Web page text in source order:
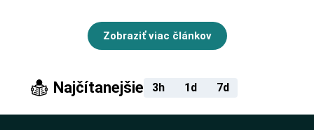
Zobraziť viac článkov
Najčítanejšie 3h 1d 7d